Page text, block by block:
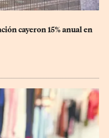
cayeron 15% anual en